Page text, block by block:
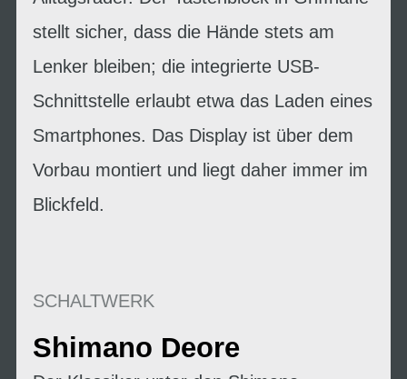
stellt sicher, dass die Hände stets am
Lenker bleiben; die integrierte USB-
Schnittstelle erlaubt etwa das Laden eines
Smartphones. Das Display ist über dem
Vorbau montiert und liegt daher immer im
Blickfeld.
SCHALTWERK
Shimano Deore